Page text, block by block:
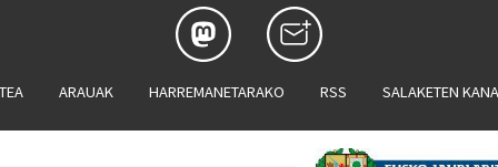
ARAUAK HARREMANETARAKO RSS SALAKETEN